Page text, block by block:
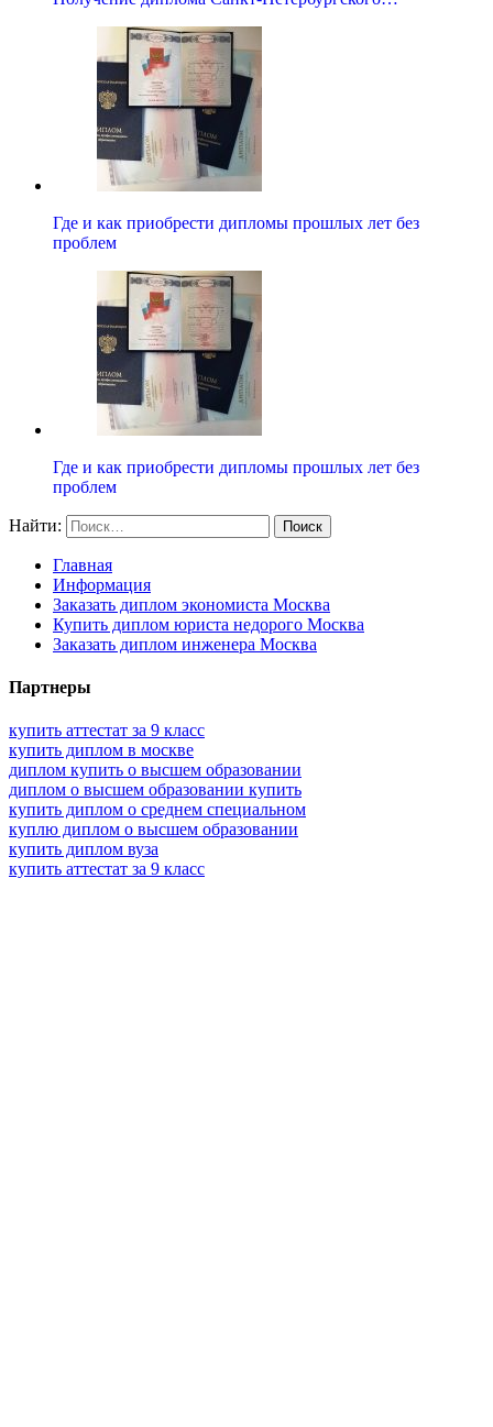
Где и как приобрести дипломы прошлых лет без
проблем
Где и как приобрести дипломы прошлых лет без
проблем
Найти:
Главная
Информация
Заказать диплом экономиста Москва
Купить диплом юриста недорого Москва
Заказать диплом инженера Москва
Партнеры
купить аттестат за 9 класс
купить диплом в москве
диплом купить о высшем образовании
диплом о высшем образовании купить
купить диплом о среднем специальном
куплю диплом о высшем образовании
купить диплом вуза
купить аттестат за 9 класс